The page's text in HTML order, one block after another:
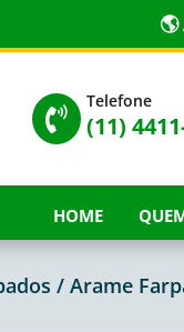

Telefone
(11)
HOME
/ Arame